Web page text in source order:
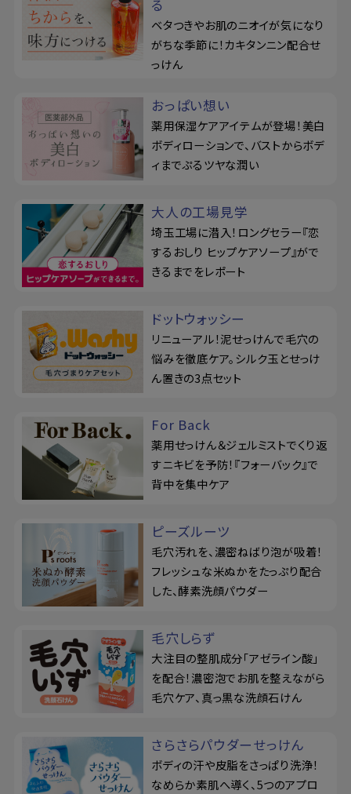
る
ベタつきやお肌のニオイが気になり
がちな季節に！カキタンニン配合せ
っけん
おっぱい想い
薬用保湿ケアアイテムが登場！美白
ボディローションで、バストからボデ
ィまでぷるツヤな潤い
大人の工場見学
埼玉工場に潜入！ロングセラー『恋
するおしり ヒップケアソープ』がで
きるまでをレポート
ドットウォッシー
リニューアル！泥せっけんで毛穴の
悩みを徹底ケア。シルク玉とせっけ
ん置きの3点セット
For Back
薬用せっけん＆ジェルミストでくり返
すニキビを予防！『フォーバック』で
背中を集中ケア
ピーズルーツ
毛穴汚れを、濃密ねばり泡が吸着！
フレッシュな米ぬかをたっぷり配合
した、酵素洗顔パウダー
毛穴しらず
大注目の整肌成分「アゼライン酸」
を配合！濃密泡でお肌を整えながら
毛穴ケア、真っ黒な洗顔石けん
さらさらパウダーせっけん
ボディの汗や皮脂をさっぱり洗浄！
なめらか素肌へ導く、5つのアプロ